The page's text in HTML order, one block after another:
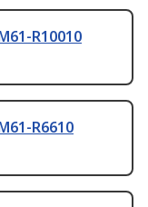
R10010
R6610